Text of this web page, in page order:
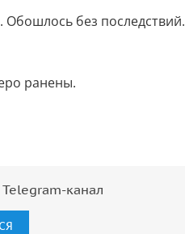
Обошлось без последствий.
ранены.
канал